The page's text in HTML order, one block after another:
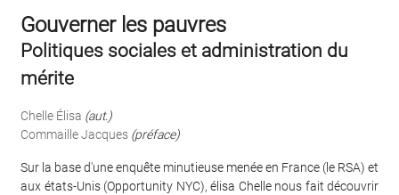
Gouverner les pauvres
Politiques sociales et administration du
mérite
Chelle Élisa (aut.)
Commaille Jacques (préface)
Sur la base d'une enquête minutieuse menée en France (le RSA) et
aux états-Unis (Opportunity NYC), élisa Chelle nous fait découvrir